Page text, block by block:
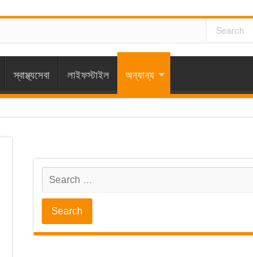
স্বাস্থ্যসেবা লাইফস্টাইল অন্যান্য